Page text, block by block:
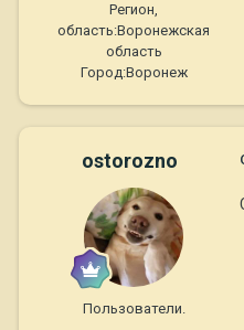
Регион,
область:Воронежская
область
Город:Воронеж
ostorozno
Пользователи.